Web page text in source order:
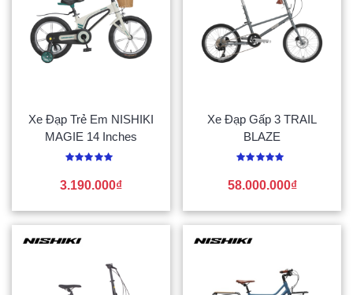
Xe Đạp Trẻ Em NISHIKI
MAGIE 14 Inches
xếp
hạng
5
3.190.000₫
Xe Đạp Gấp 3 TRAIL
BLAZE
xếp
hạng
5
58.000.000₫